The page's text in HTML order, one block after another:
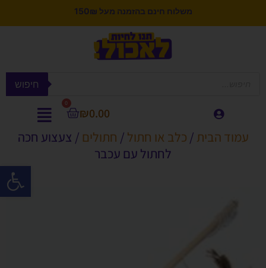
פתח
משלוח חינם בהזמנה מעל 150₪
חיפוש
₪0.00
0
עמוד הבית / כלב או חתול / חתולים / צעצוע חכה
לחתול עם עכבר